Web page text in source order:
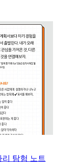
리 탐험 노트